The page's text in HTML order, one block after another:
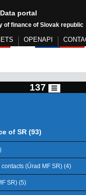
portal
of finance of Slovak republic
OPENAPI
137
of SR (93)
(Úrad MF SR) (4)
SR) (5)